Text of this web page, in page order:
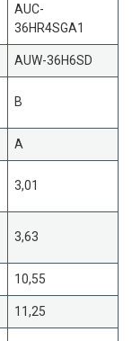
AUC-
36HR4SGA1
AUW-36H6SD
B
A
3,01
3,63
10,55
11,25